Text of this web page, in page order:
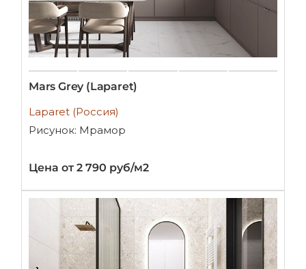
Mars Grey (Laparet)
Laparet (Россия)
Рисунок: Мрамор
Цена от 2 790 руб/м2